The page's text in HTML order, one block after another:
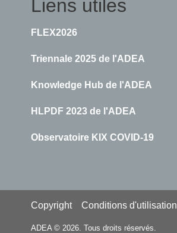
Liens utiles
FLEX2026
Triennale 2025 de l'ADEA
Knowledge Hub de l'ADEA
HLPDF 2023 de l'ADEA
Observatoire KIX COVID-19
Footer
Copyright Conditions d'utilisation
ADEA © 2026. Tous droits réservés.